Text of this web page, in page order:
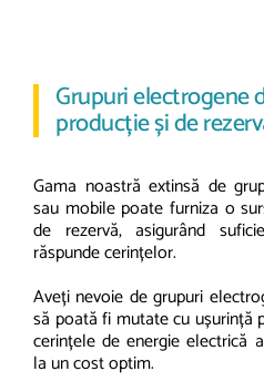
Grupuri electrogene
producție și de
Gama noastră extinsă de
sau mobile poate furniza o
de rezervă, asigurând
răspunde cerințelor.
Aveți nevoie de grupuri
să poată fi mutate cu ușurință
cerințele de energie electrică
la un cost optim.